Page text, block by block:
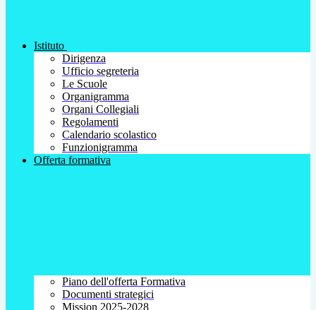
Istituto
Dirigenza
Ufficio segreteria
Le Scuole
Organigramma
Organi Collegiali
Regolamenti
Calendario scolastico
Funzionigramma
Offerta formativa
Piano dell'offerta Formativa
Documenti strategici
Mission 2025-2028